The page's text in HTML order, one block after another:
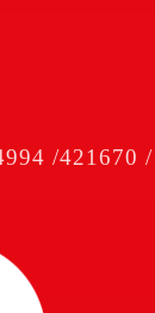
/421670